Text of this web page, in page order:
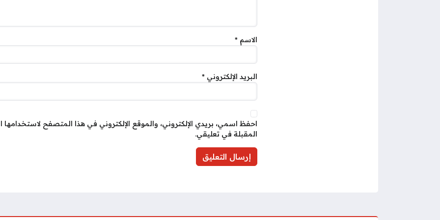
الاسم *
البريد الإلكتروني *
احفظ اسمي، بريدي الإلكتروني، والموقع الإلكتروني في هذا المتصفح لاستخدامها
المقبلة في تعليقي.